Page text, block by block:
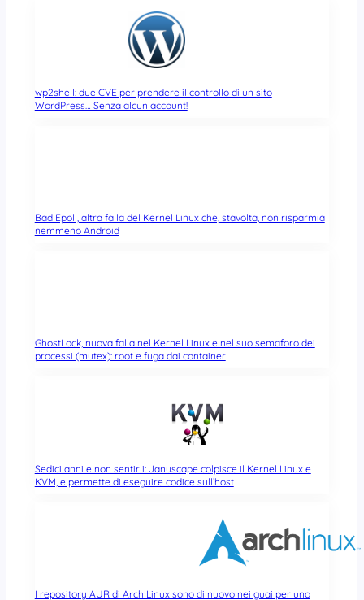
wp2shell: due CVE per prendere il controllo di un sito
WordPress… Senza alcun account!
Bad Epoll, altra falla del Kernel Linux che, stavolta, non risparmia
nemmeno Android
GhostLock, nuova falla nel Kernel Linux e nel suo semaforo dei
processi (mutex): root e fuga dai container
Sedici anni e non sentirli: Januscape colpisce il Kernel Linux e
KVM, e permette di eseguire codice sull’host
I repository AUR di Arch Linux sono di nuovo nei guai per uno